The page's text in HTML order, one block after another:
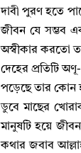
দাবী পুরণ হতে
জীবন যে সম্ভব
অস্বীকার করতো
দেহের প্রতিটি
পড়েছে তার কোন
ডুবে মাছের
মানুষটি হয়ে
কথার জবাব